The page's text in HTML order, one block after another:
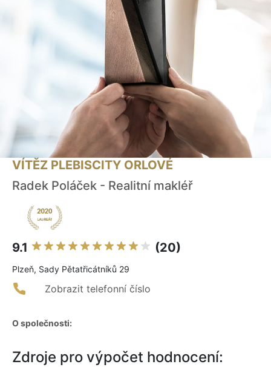
VÍTĚZ PLEBISCITY ORLOVÉ
Radek Poláček - Realitní makléř
9.1 (20)
Plzeň, Sady Pětatřicátníků 29
Zobrazit telefonní číslo
O společnosti:
Zdroje pro výpočet hodnocení: